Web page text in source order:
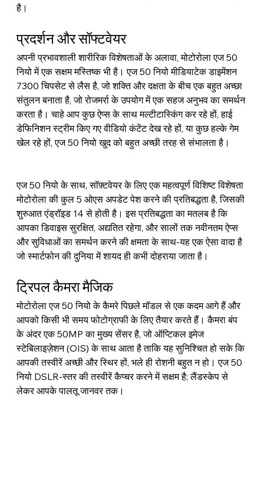
है।
प्रदर्शन और सॉफ्टवेयर
अपनी प्रभावशाली शारीरिक विशेषताओं के अलावा, मोटोरोला एज 50
नियो में एक सक्षम मस्तिष्क भी है। एज 50 नियो मीडियाटेक डाइमेंशन
7300 चिपसेट से लैस है, जो शक्ति और दक्षता के बीच एक बहुत अच्छा
संतुलन बनाता है, जो रोजमर्रा के उपयोग में एक सहज अनुभव का समर्थन
करता है। चाहे आप कुछ ऐप्स के साथ मल्टीटास्किंग कर रहे हों, हाई
डेफिनिशन स्ट्रीम किए गए वीडियो कंटेंट देख रहे हों, या कुछ हल्के गेम
खेल रहे हों, एज 50 नियो खुद को बहुत अच्छी तरह से संभालता है।
एज 50 नियो के साथ, सॉफ़्टवेयर के लिए एक महत्वपूर्ण विशिष्ट विशेषता
मोटोरोला की कुल 5 ओएस अपडेट पेश करने की प्रतिबद्धता है, जिसकी
शुरुआत एंड्रॉइड 14 से होती है। इस प्रतिबद्धता का मतलब है कि
आपका डिवाइस सुरक्षित, अद्यतित रहेगा, और सालों तक नवीनतम ऐप्स
और सुविधाओं का समर्थन करने की क्षमता के साथ-यह एक ऐसा वादा है
जो स्मार्टफोन की दुनिया में शायद ही कभी दोहराया जाता है।
ट्रिपल कैमरा मैजिक
मोटोरोला एज 50 नियो के कैमरे पिछले मॉडल से एक कदम आगे हैं और
आपको किसी भी समय फोटोग्राफी के लिए तैयार करते हैं। कैमरा बंप
के अंदर एक 50MP का मुख्य सेंसर है, जो ऑप्टिकल इमेज
स्टेबिलाइज़ेशन (OIS) के साथ आता है ताकि यह सुनिश्चित हो सके कि
आपकी तस्वीरें अच्छी और स्थिर हों, भले ही रोशनी बहुत न हो। एज 50
नियो DSLR-स्तर की तस्वीरें कैप्चर करने में सक्षम है; लैंडस्केप से
लेकर आपके पालतू जानवर तक।